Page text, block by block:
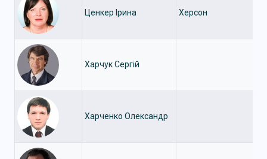
Ценкер Ірина Херсон
Харчук Сергій
Харченко Олександр